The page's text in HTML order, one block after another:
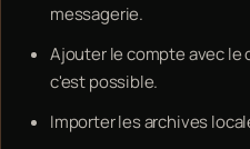
messagerie.
Ajouter le compte avec
c'est possible.
Importer les archives